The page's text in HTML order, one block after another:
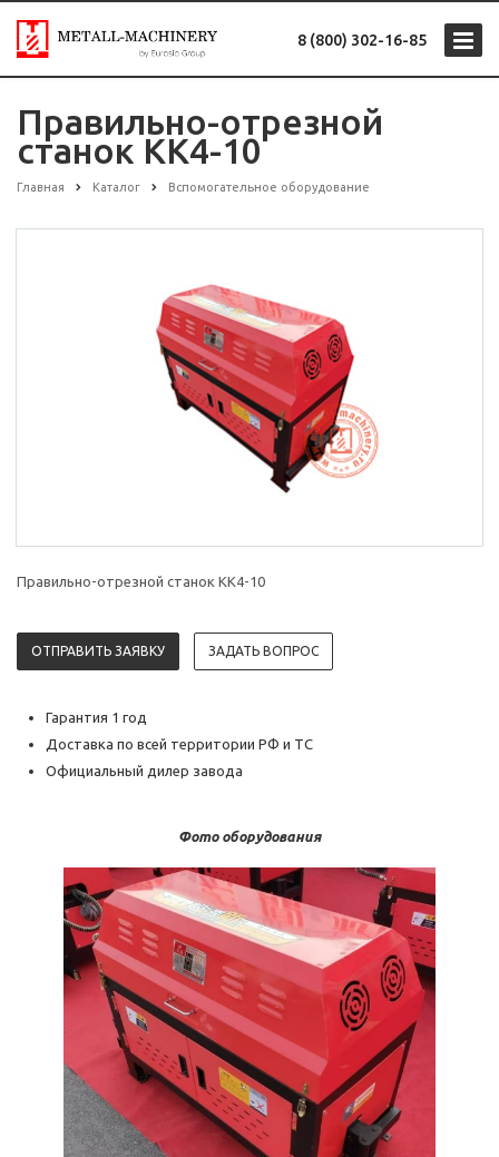
8 (800) 302-16-85
Правильно-отрезной
станок KK4-10
Главная Каталог Вспомогательное оборудование
Правильно-отрезной станок KK4-10
ОТПРАВИТЬ ЗАЯВКУ ЗАДАТЬ ВОПРОС
Гарантия 1 год
Доставка по всей территории РФ и ТС
Официальный дилер завода
Фото оборудования